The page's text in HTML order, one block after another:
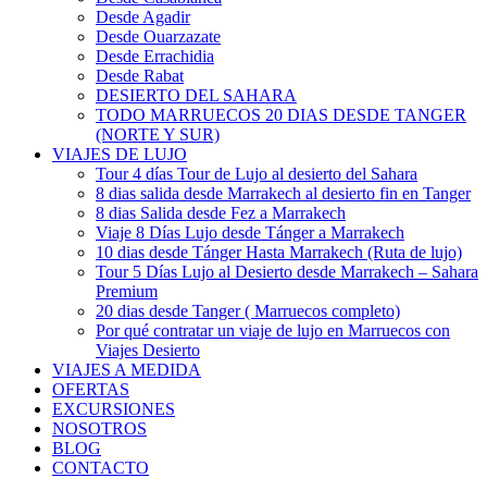
Desde Agadir
Desde Ouarzazate
Desde Errachidia
Desde Rabat
DESIERTO DEL SAHARA
TODO MARRUECOS 20 DIAS DESDE TANGER
(NORTE Y SUR)
VIAJES DE LUJO
Tour 4 días Tour de Lujo al desierto del Sahara
8 dias salida desde Marrakech al desierto fin en Tanger
8 dias Salida desde Fez a Marrakech
Viaje 8 Días Lujo desde Tánger a Marrakech
10 dias desde Tánger Hasta Marrakech (Ruta de lujo)
Tour 5 Días Lujo al Desierto desde Marrakech – Sahara
Premium
20 dias desde Tanger ( Marruecos completo)
Por qué contratar un viaje de lujo en Marruecos con
Viajes Desierto
VIAJES A MEDIDA
OFERTAS
EXCURSIONES
NOSOTROS
BLOG
CONTACTO